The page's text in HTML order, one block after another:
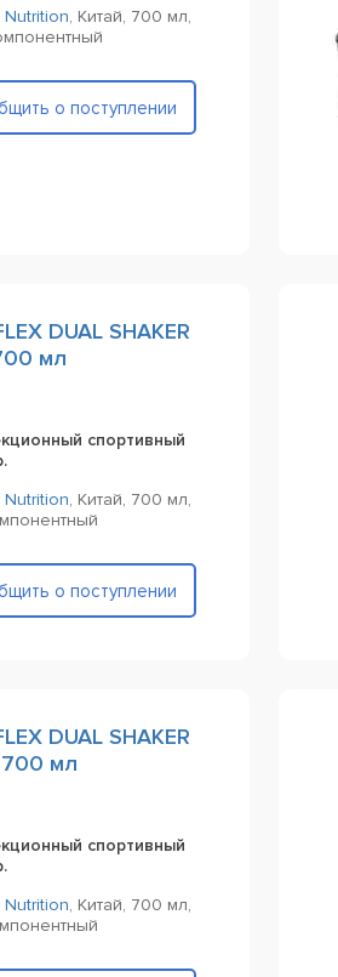
, Китай, 700 мл,
о поступлении
DUAL SHAKER
мл
спортивный
, Китай, 700 мл,
о поступлении
DUAL SHAKER
700 мл
спортивный
, Китай, 700 мл,